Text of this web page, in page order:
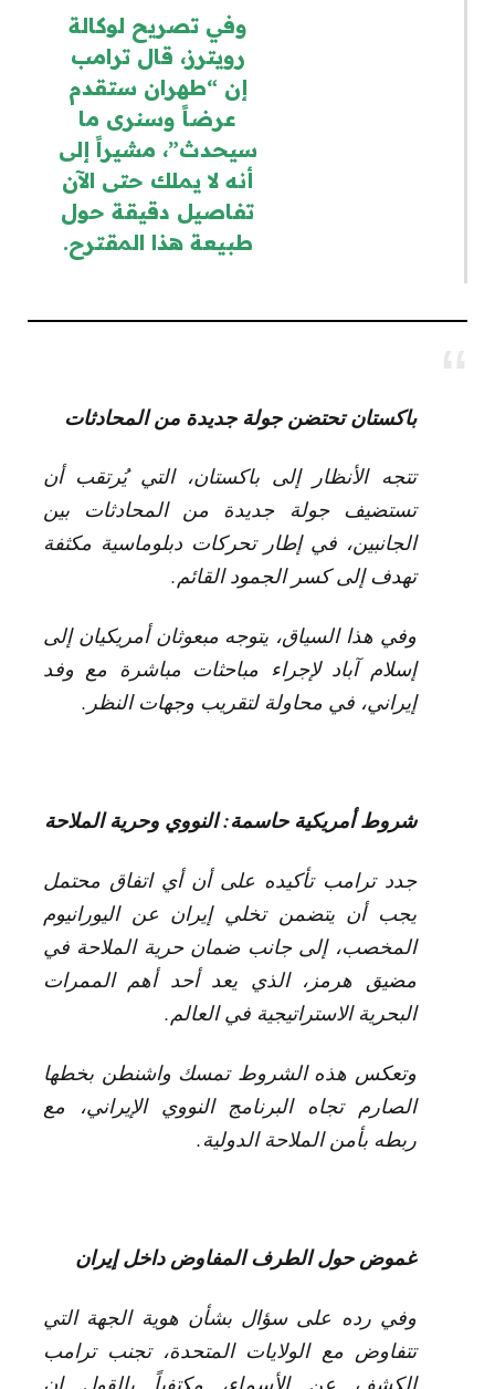
وفي تصريح لوكالة
رويترز، قال ترامب
إن “طهران ستقدم
عرضاً وسنرى ما
سيحدث”، مشيراً إلى
أنه لا يملك حتى الآن
تفاصيل دقيقة حول
طبيعة هذا المقترح.
باكستان تحتضن جولة جديدة من المحادثات
تتجه الأنظار إلى باكستان، التي يُرتقب أن
تستضيف جولة جديدة من المحادثات بين
الجانبين، في إطار تحركات دبلوماسية مكثفة
تهدف إلى كسر الجمود القائم.
وفي هذا السياق، يتوجه مبعوثان أمريكيان إلى
إسلام آباد لإجراء مباحثات مباشرة مع وفد
إيراني، في محاولة لتقريب وجهات النظر.
شروط أمريكية حاسمة: النووي وحرية الملاحة
جدد ترامب تأكيده على أن أي اتفاق محتمل
يجب أن يتضمن تخلي إيران عن اليورانيوم
المخصب، إلى جانب ضمان حرية الملاحة في
مضيق هرمز، الذي يعد أحد أهم الممرات
البحرية الاستراتيجية في العالم.
وتعكس هذه الشروط تمسك واشنطن بخطها
الصارم تجاه البرنامج النووي الإيراني، مع
ربطه بأمن الملاحة الدولية.
غموض حول الطرف المفاوض داخل إيران
وفي رده على سؤال بشأن هوية الجهة التي
تتفاوض مع الولايات المتحدة، تجنب ترامب
الكشف عن الأسماء، مكتفياً بالقول إن